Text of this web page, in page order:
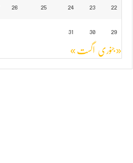
22
23
24
25
26
29
30
31
« جنوری اگست »